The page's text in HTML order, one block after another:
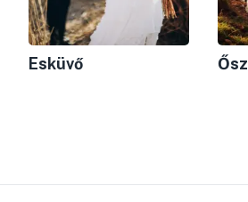
Esküvő Ősz